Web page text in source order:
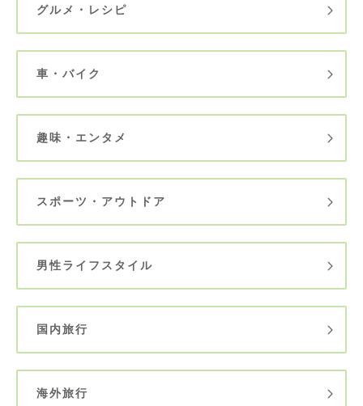
グルメ・レシピ
車・バイク
趣味・エンタメ
スポーツ・アウトドア
男性ライフスタイル
国内旅行
海外旅行